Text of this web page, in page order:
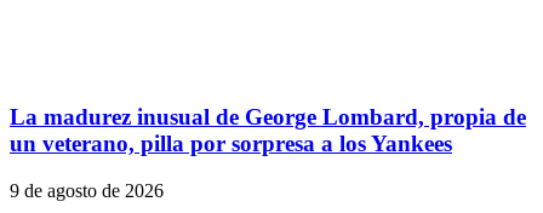
La madurez inusual de George Lombard, propia de
un veterano, pilla por sorpresa a los Yankees
9 de agosto de 2026